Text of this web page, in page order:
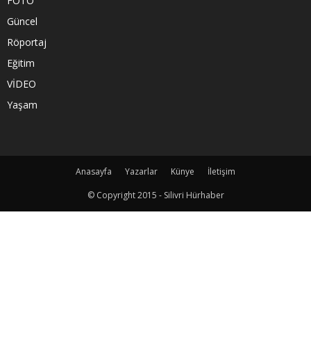
Güncel
Röportaj
Eğitim
VİDEO
Yaşam
Anasayfa Yazarlar Künye
İletişim
© Copyright 2015 - Silivri Hürhaber